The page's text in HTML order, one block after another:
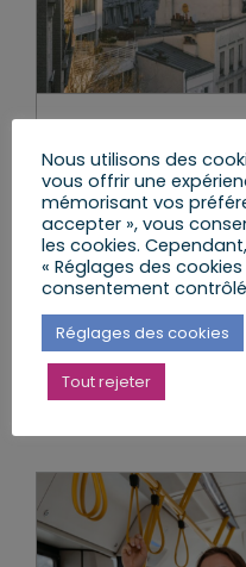
Les loyers
pendant un
vendredi, 9 Sep 2022
parlementaire,Les
Actions
Lire l’article
Nous utilisons des
vous offrir une
mémorisant vos
accepter », vous
les cookies.
« Réglages des
consentement
Réglages des cookies
Tout rejeter